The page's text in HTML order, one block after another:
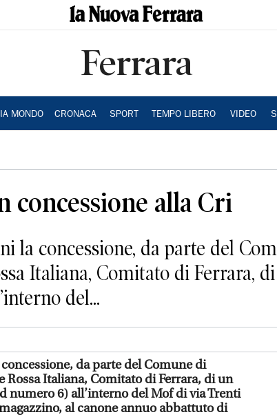
Ferrara
MONDO CRONACA SPORT TEMPO LIBERO VIDEO
alla Cri
la concessione, da parte del
Italiana, Comitato di Ferrara,
del...
da parte del Comune di
Rossa Italiana, Comitato di Ferrara, di un
numero 6) all’interno del Mof di via Trenti
al canone annuo abbattuto di